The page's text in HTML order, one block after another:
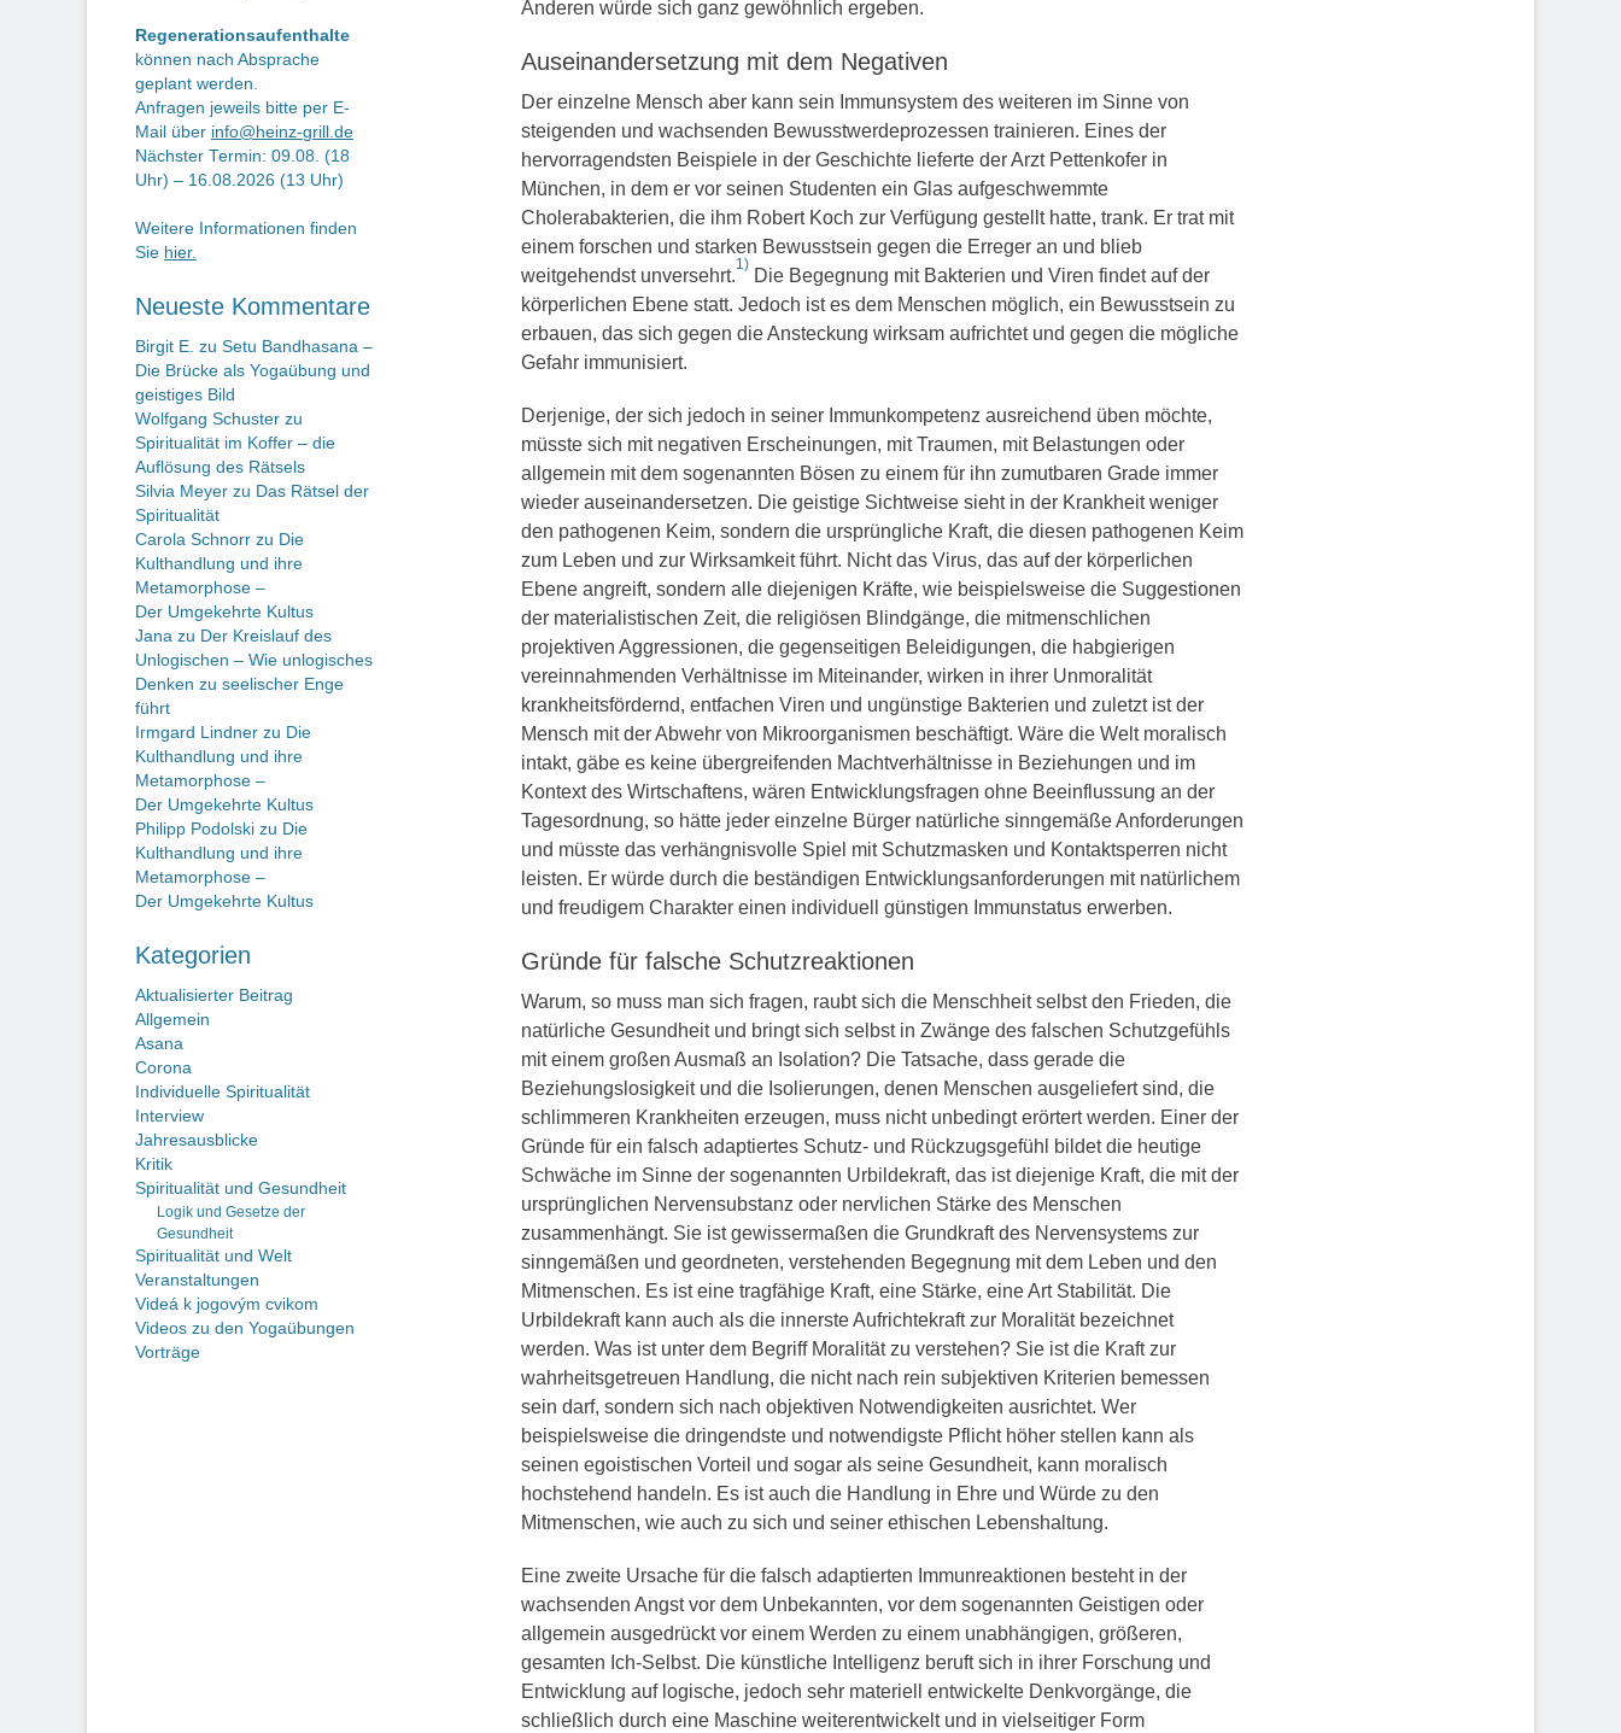
Anderen würde sich ganz gewöhnlich ergeben.
Auseinandersetzung mit dem Negativen
Der einzelne Mensch aber kann sein Immunsystem des weiteren im Sinne von
steigenden und wachsenden Bewusstwerdeprozessen trainieren. Eines der
hervorragendsten Beispiele in der Geschichte lieferte der Arzt Pettenkofer in
München, in dem er vor seinen Studenten ein Glas aufgeschwemmte
Cholerabakterien, die ihm Robert Koch zur Verfügung gestellt hatte, trank. Er trat mit
einem forschen und starken Bewusstsein gegen die Erreger an und blieb
weitgehendst unversehrt.
1)
Die Begegnung mit Bakterien und Viren findet auf der
körperlichen Ebene statt. Jedoch ist es dem Menschen möglich, ein Bewusstsein zu
erbauen, das sich gegen die Ansteckung wirksam aufrichtet und gegen die mögliche
Gefahr immunisiert.
Derjenige, der sich jedoch in seiner Immunkompetenz ausreichend üben möchte,
müsste sich mit negativen Erscheinungen, mit Traumen, mit Belastungen oder
allgemein mit dem sogenannten Bösen zu einem für ihn zumutbaren Grade immer
wieder auseinandersetzen. Die geistige Sichtweise sieht in der Krankheit weniger
den pathogenen Keim, sondern die ursprüngliche Kraft, die diesen pathogenen Keim
zum Leben und zur Wirksamkeit führt. Nicht das Virus, das auf der körperlichen
Ebene angreift, sondern alle diejenigen Kräfte, wie beispielsweise die Suggestionen
der materialistischen Zeit, die religiösen Blindgänge, die mitmenschlichen
projektiven Aggressionen, die gegenseitigen Beleidigungen, die habgierigen
vereinnahmenden Verhältnisse im Miteinander, wirken in ihrer Unmoralität
krankheitsfördernd, entfachen Viren und ungünstige Bakterien und zuletzt ist der
Mensch mit der Abwehr von Mikroorganismen beschäftigt. Wäre die Welt moralisch
intakt, gäbe es keine übergreifenden Machtverhältnisse in Beziehungen und im
Kontext des Wirtschaftens, wären Entwicklungsfragen ohne Beeinflussung an der
Tagesordnung, so hätte jeder einzelne Bürger natürliche sinngemäße Anforderungen
und müsste das verhängnisvolle Spiel mit Schutzmasken und Kontaktsperren nicht
leisten. Er würde durch die beständigen Entwicklungsanforderungen mit natürlichem
und freudigem Charakter einen individuell günstigen Immunstatus erwerben.
Gründe für falsche Schutzreaktionen
Warum, so muss man sich fragen, raubt sich die Menschheit selbst den Frieden, die
natürliche Gesundheit und bringt sich selbst in Zwänge des falschen Schutzgefühls
mit einem großen Ausmaß an Isolation? Die Tatsache, dass gerade die
Beziehungslosigkeit und die Isolierungen, denen Menschen ausgeliefert sind, die
schlimmeren Krankheiten erzeugen, muss nicht unbedingt erörtert werden. Einer der
Gründe für ein falsch adaptiertes Schutz- und Rückzugsgefühl bildet die heutige
Schwäche im Sinne der sogenannten Urbildekraft, das ist diejenige Kraft, die mit der
ursprünglichen Nervensubstanz oder nervlichen Stärke des Menschen
zusammenhängt. Sie ist gewissermaßen die Grundkraft des Nervensystems zur
sinngemäßen und geordneten, verstehenden Begegnung mit dem Leben und den
Mitmenschen. Es ist eine tragfähige Kraft, eine Stärke, eine Art Stabilität. Die
Urbildekraft kann auch als die innerste Aufrichtekraft zur Moralität bezeichnet
werden. Was ist unter dem Begriff Moralität zu verstehen? Sie ist die Kraft zur
wahrheitsgetreuen Handlung, die nicht nach rein subjektiven Kriterien bemessen
sein darf, sondern sich nach objektiven Notwendigkeiten ausrichtet. Wer
beispielsweise die dringendste und notwendigste Pflicht höher stellen kann als
seinen egoistischen Vorteil und sogar als seine Gesundheit, kann moralisch
hochstehend handeln. Es ist auch die Handlung in Ehre und Würde zu den
Mitmenschen, wie auch zu sich und seiner ethischen Lebenshaltung.
Eine zweite Ursache für die falsch adaptierten Immunreaktionen besteht in der
wachsenden Angst vor dem Unbekannten, vor dem sogenannten Geistigen oder
allgemein ausgedrückt vor einem Werden zu einem unabhängigen, größeren,
gesamten Ich-Selbst. Die künstliche Intelligenz beruft sich in ihrer Forschung und
Entwicklung auf logische, jedoch sehr materiell entwickelte Denkvorgänge, die
schließlich durch eine Maschine weiterentwickelt und in vielseitiger Form
Regenerationsaufenthalte
können nach Absprache
geplant werden.
Anfragen jeweils bitte per E-
Mail über info@heinz-grill.de
Nächster Termin: 09.08. (18
Uhr) – 16.08.2026 (13 Uhr)
Weitere Informationen finden
Sie hier.
Neueste Kommentare
Birgit E. zu Setu Bandhasana –
Die Brücke als Yogaübung und
geistiges Bild
Wolfgang Schuster zu
Spiritualität im Koffer – die
Auflösung des Rätsels
Silvia Meyer zu Das Rätsel der
Spiritualität
Carola Schnorr zu Die
Kulthandlung und ihre
Metamorphose –
Der Umgekehrte Kultus
Jana zu Der Kreislauf des
Unlogischen – Wie unlogisches
Denken zu seelischer Enge
führt
Irmgard Lindner zu Die
Kulthandlung und ihre
Metamorphose –
Der Umgekehrte Kultus
Philipp Podolski zu Die
Kulthandlung und ihre
Metamorphose –
Der Umgekehrte Kultus
Kategorien
Aktualisierter Beitrag
Allgemein
Asana
Corona
Individuelle Spiritualität
Interview
Jahresausblicke
Kritik
Spiritualität und Gesundheit
Logik und Gesetze der
Gesundheit
Spiritualität und Welt
Veranstaltungen
Videá k jogovým cvikom
Videos zu den Yogaübungen
Vorträge